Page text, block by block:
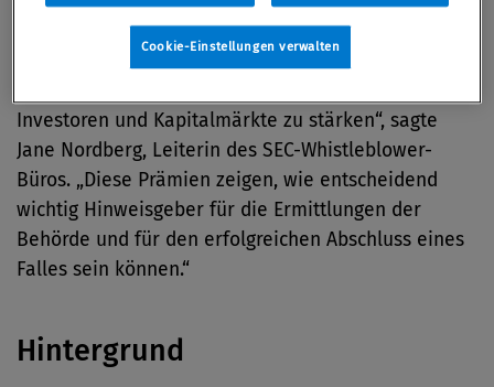
oft den sprichwörtlichen ‚rauchenden Colt‘ in die
Investoren und Kapitalmärkte zu stärken“, sagte
Jane Nordberg, Leiterin des SEC-Whistleblower-
Büros. „Diese Prämien zeigen, wie entscheidend
wichtig Hinweisgeber für die Ermittlungen der
Behörde und für den erfolgreichen Abschluss eines
Falles sein können.“
Hintergrund
Cookie-Einstellungen verwalten